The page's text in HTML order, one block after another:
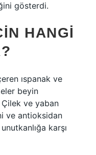
gösterdi.
HANGI
ıspanak ve
beyin
Çilek ve yaban
ve antioksidan
karşı